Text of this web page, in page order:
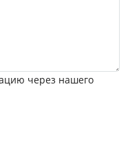
через нашего